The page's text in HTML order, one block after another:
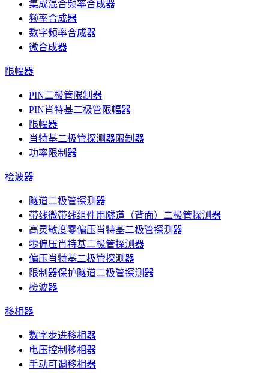
集成混合频率合成器
频率合成器
数字频率合成器
微合成器
限幅器
PIN二极管限制器
PIN肖特基二极管限幅器
限幅器
肖特基二极管探测器限制器
功率限制器
检波器
隧道二极管探测器
带线微带线组件用隧道（背面）二极管探测器
高灵敏度零偏压肖特基二极管探测器
零偏压肖特基二极管探测器
偏压肖特基二极管探测器
限制器保护隧道二极管探测器
检波器
移相器
数字步进移相器
电压控制移相器
手动可调移相器